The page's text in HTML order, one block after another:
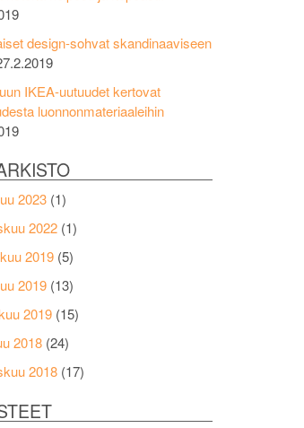
design-sohvat skandinaaviseen
IKEA-uutuudet kertovat
luonnonmateriaaleihin
2023(1)
2022(1)
2019(5)
2019(13)
2019(15)
2018(24)
2018(17)